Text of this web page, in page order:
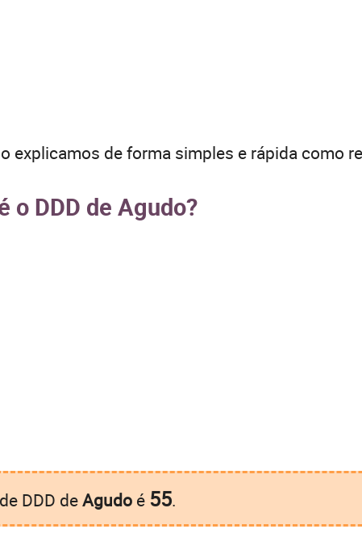
explicamos de forma simples e rápida como
o DDD de Agudo?
DDD deAgudo é 55.